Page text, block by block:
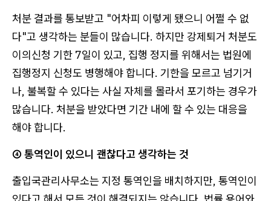
처분 결과를 통보받고 "어차피 이렇게 됐으니 어쩔 수 없
다"고 생각하는 분들이 많습니다. 하지만 강제퇴거 처분도
이의신청 기한 7일이 있고, 집행 정지를 위해서는 법원에
집행정지 신청도 병행해야 합니다. 기한을 모르고 넘기거
나, 불복할 수 있다는 사실 자체를 몰라서 포기하는 경우가
많습니다. 처분을 받았다면 기간 내에 할 수 있는 대응을
해야 합니다.
④ 통역인이 있으니 괜찮다고 생각하는 것
출입국관리사무소는 지정 통역인을 배치하지만, 통역인이